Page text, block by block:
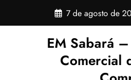
o
7 de agosto de
EM Sabará
Comercial